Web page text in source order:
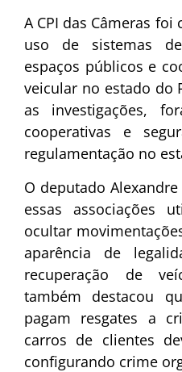
A CPI das Câmeras
uso de sistemas
espaços públicos e
veicular no estado do
as investigações,
cooperativas e
regulamentação no
O deputado
essas associações
ocultar
aparência de
recuperação de
também destacou
pagam resgates a
carros de clientes
configurando crime